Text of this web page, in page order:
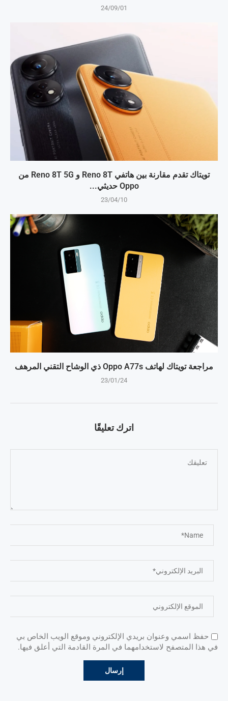
24/09/01
تويتاك تقدم مقارنة بين هاتفي Reno 8T و Reno 8T 5G من
Oppo حديثي...
23/04/10
مراجعة تويتاك لهاتف Oppo A77s ذي الوشاح التقني المرهف
23/01/24
اترك تعليقًا
حفظ اسمي وعنوان بريدي الإلكتروني وموقع الويب الخاص بي
في هذا المتصفح لاستخدامهما في المرة القادمة التي أعلق فيها.